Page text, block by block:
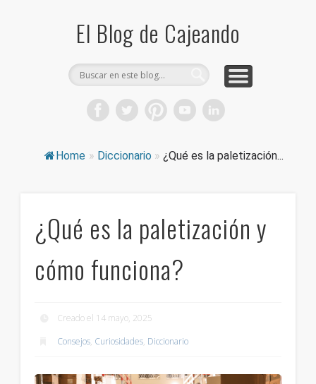
El Blog de Cajeando
Home » Diccionario » ¿Qué es la paletización...
¿Qué es la paletización y
cómo funciona?
Creado el 14 mayo, 2025
Consejos, Curiosidades, Diccionario